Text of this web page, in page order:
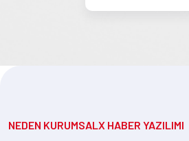
NEDEN KURUMSALX HABER YAZILIMI